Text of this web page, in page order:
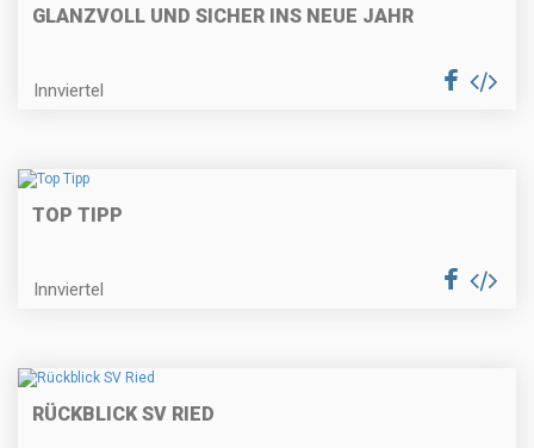
GLANZVOLL UND SICHER INS NEUE JAHR
Innviertel
TOP TIPP
Innviertel
RÜCKBLICK SV RIED